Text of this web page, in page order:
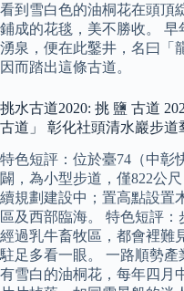
看到雪白色的油桐花在頭頂
鋪成的花毯，美不勝收。
湧泉，便在此鑿井，名曰「
因而踏出這條古道。
挑水古道2020: 挑 鹽 古道
古道」 彰化社頭清水巖步道
特色短評：位於臺74（中彰
闢，為小型步道，僅822公
續規劃建設中；置高點設置
區及西部臨海。 特色短評：
經過乳牛畜牧區，都會裡難
駐足多看一眼。 一路順勢
有雪白的油桐花，每年四月